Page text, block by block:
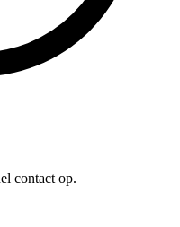
contact op.